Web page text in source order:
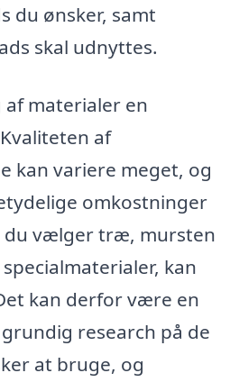
du ønsker, samt
skal udnyttes.
materialer en
af
kan variere meget, og
omkostninger
du vælger træ, mursten
kan
kan derfor være en
research på de
at bruge, og